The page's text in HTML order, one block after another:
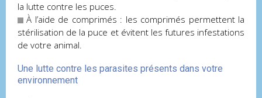
la lutte contre les puces.
À l’aide de comprimés : les comprimés permettent la
stérilisation de la puce et évitent les futures infestations
de votre animal.
Une lutte contre les parasites présents dans votre
environnement